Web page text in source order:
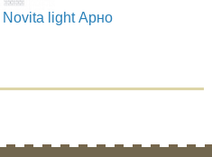
light Арно